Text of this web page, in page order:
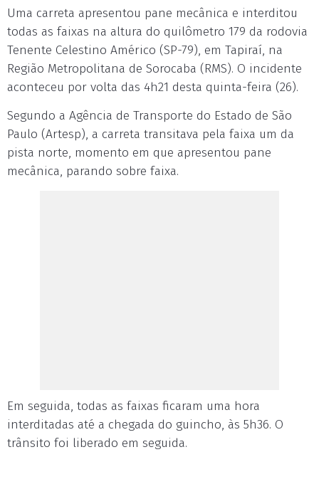
Uma carreta apresentou pane mecânica e interditou
todas as faixas na altura do quilômetro 179 da rodovia
Tenente Celestino Américo (SP-79), em Tapiraí, na
Região Metropolitana de Sorocaba (RMS). O incidente
aconteceu por volta das 4h21 desta quinta-feira (26).
Segundo a Agência de Transporte do Estado de São
Paulo (Artesp), a carreta transitava pela faixa um da
pista norte, momento em que apresentou pane
mecânica, parando sobre faixa.
Em seguida, todas as faixas ficaram uma hora
interditadas até a chegada do guincho, às 5h36. O
trânsito foi liberado em seguida.